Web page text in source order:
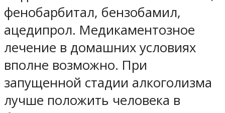
фенобарбитал, бензобамил,
ацедипрол. Медикаментозное
лечение в домашних условиях
вполне возможно. При
запущенной стадии алкоголизма
лучше положить человека в